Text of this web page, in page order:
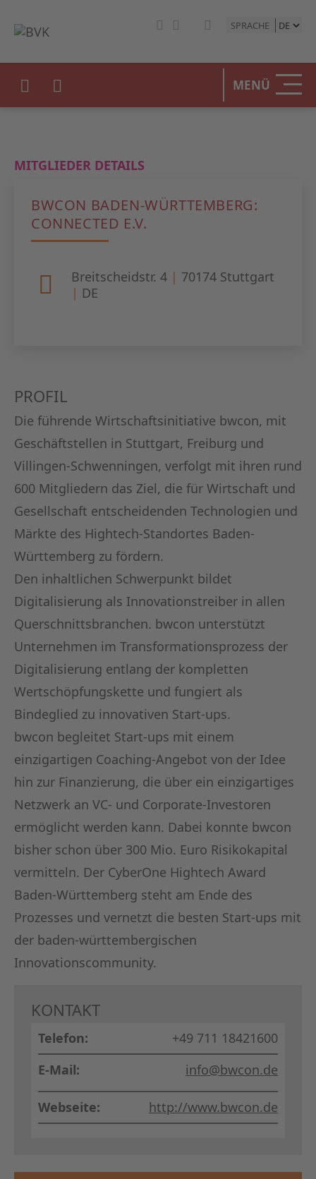
SPRACHE
MENÜ
MITGLIEDER DETAILS
BWCON BADEN-WÜRTTEMBERG:
CONNECTED E.V.
Breitscheidstr. 4 | 70174 Stuttgart
| DE
PROFIL
Die führende Wirtschaftsinitiative bwcon, mit
Geschäftstellen in Stuttgart, Freiburg und
Villingen-Schwenningen, verfolgt mit ihren rund
600 Mitgliedern das Ziel, die für Wirtschaft und
Gesellschaft entscheidenden Technologien und
Märkte des Hightech-Standortes Baden-
Württemberg zu fördern.
Den inhaltlichen Schwerpunkt bildet
Digitalisierung als Innovationstreiber in allen
Querschnittsbranchen. bwcon unterstützt
Unternehmen im Transformationsprozess der
Digitalisierung entlang der kompletten
Wertschöpfungskette und fungiert als
Bindeglied zu innovativen Start-ups.
bwcon begleitet Start-ups mit einem
einzigartigen Coaching-Angebot von der Idee
hin zur Finanzierung, die über ein einzigartiges
Netzwerk an VC- und Corporate-Investoren
ermöglicht werden kann. Dabei konnte bwcon
bisher schon über 300 Mio. Euro Risikokapital
vermitteln. Der CyberOne Hightech Award
Baden-Württemberg steht am Ende des
Prozesses und vernetzt die besten Start-ups mit
der baden-württembergischen
Innovationscommunity.
KONTAKT
Telefon:
+49 711 18421600
E-Mail:
info@bwcon.de
Webseite: http://www.bwcon.de
DER
EVENTS
ZUM